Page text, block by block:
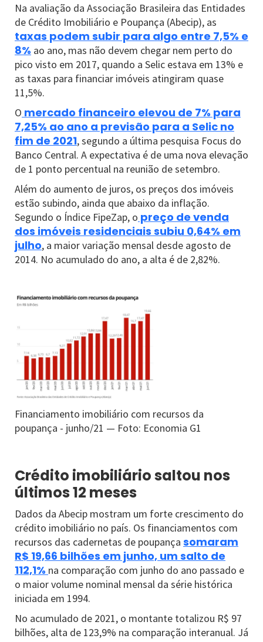
Na avaliação da Associação Brasileira das Entidades
de Crédito Imobiliário e Poupança (Abecip), as
taxas podem subir para algo entre 7,5% e
8% ao ano, mas não devem chegar nem perto do
pico visto em 2017, quando a Selic estava em 13% e
as taxas para financiar imóveis atingiram quase
11,5%.
O mercado financeiro elevou de 7% para
7,25% ao ano a previsão para a Selic no
fim de 2021, segundo a última pesquisa Focus do
Banco Central. A expectativa é de uma nova elevação
de 1 ponto percentual na reunião de setembro.
Além do aumento de juros, os preços dos imóveis
estão subindo, ainda que abaixo da inflação.
Segundo o Índice FipeZap, o preço de venda
dos imóveis residenciais subiu 0,64% em
julho, a maior variação mensal desde agosto de
2014. No acumulado do ano, a alta é de 2,82%.
Financiamento imobiliário com recursos da
poupança - junho/21 — Foto: Economia G1
Crédito imobiliário saltou nos
últimos 12 meses
Dados da Abecip mostram um forte crescimento do
crédito imobiliário no país. Os financiamentos com
recursos das cadernetas de poupança somaram
R$ 19,66 bilhões em junho, um salto de
112,1% na comparação com junho do ano passado e
o maior volume nominal mensal da série histórica
iniciada em 1994.
No acumulado de 2021, o montante totalizou R$ 97
bilhões, alta de 123,9% na comparação interanual. Já